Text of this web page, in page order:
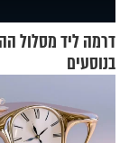
דרמה ליד מסלול
בנוסעים